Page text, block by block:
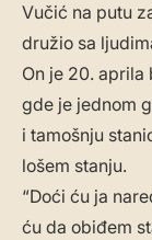
Vučić na putu
družio sa
On je 20. aprila
gde je jednom
i tamošnju
lošem stanju.
“Doći ću ja
ću da obiđem